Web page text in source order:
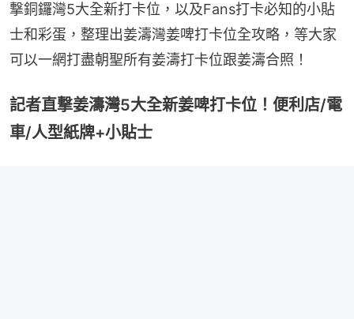
撃銅鑼灣5大全新打卡位，以及Fans打卡必知的小貼
士和彩蛋，整理出姜濤灣姜啤打卡位全攻略，等大家
可以一網打盡朝聖所有姜濤打卡位跟姜濤合照！
記者直撃姜濤灣5大全新姜啤打卡位！便利店/電
車/人型紙牌+小貼士